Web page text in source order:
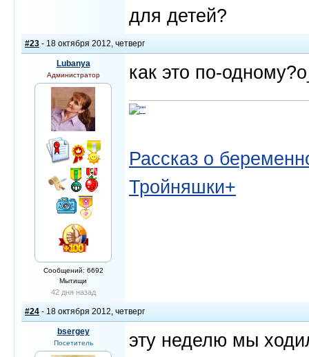
для детей?
#23 - 18 октября 2012, четверг
Lubanya
Администратор
Сообщений: 6692
Мытищи
42 дня назад
как это по-
Рассказ о
Тройняшки+
#24 - 18 октября 2012, четверг
bsergey
Посетитель
эту неделю мы